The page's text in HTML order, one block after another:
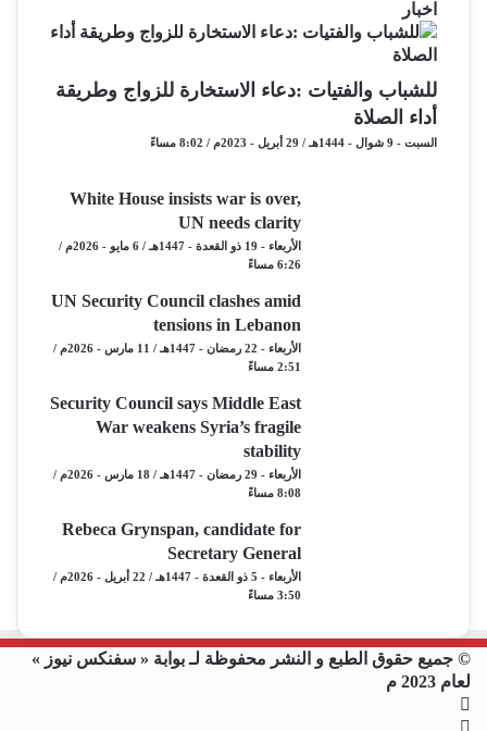
اخبار
للشباب والفتيات :دعاء الاستخارة للزواج وطريقة
أداء الصلاة
السبت - 9 شوال - 1444هـ / 29 أبريل - 2023م / 8:02 مساءً
White House insists war is over,
UN needs clarity
الأربعاء - 19 ذو القعدة - 1447هـ / 6 مايو - 2026م /
6:26 مساءً
UN Security Council clashes amid
tensions in Lebanon
الأربعاء - 22 رمضان - 1447هـ / 11 مارس - 2026م /
2:51 مساءً
Security Council says Middle East
War weakens Syria’s fragile
stability
الأربعاء - 29 رمضان - 1447هـ / 18 مارس - 2026م /
8:08 مساءً
Rebeca Grynspan, candidate for
Secretary General
الأربعاء - 5 ذو القعدة - 1447هـ / 22 أبريل - 2026م /
3:50 مساءً
© جميع حقوق الطبع و النشر محفوظة لـ بوابة « سفنكس نيوز »
لعام 2023 م